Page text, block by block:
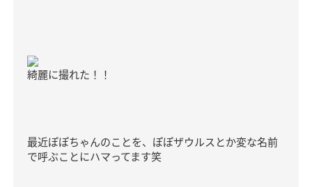
綺麗に撮れた！！
最近ぽぽちゃんのことを、ぽぽザウルスとか変な名前
で呼ぶことにハマってます笑